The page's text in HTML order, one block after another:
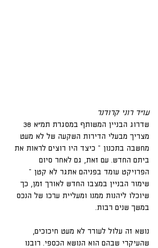
עו"ד רוני קרודנר
מצריך מבעלי הדירות השקעה של לא מעט
מחשבה בתכנון – כיצד היו רוצים לראות את
ביתם החדש. עם זאת, גם לאחר סיום
הפרויקט עומד בפניהם אתגר לא קטן –
שימור הבניין במצבו החדש לאורך זמן, כך
שיוכלו ליהנות ממנו ומעליית ערכו של הנכס
במשך שנים רבות.
נושא זה עלול לעורר לא מעט חיכוכים,
שהעיקרי שבהם הוא הנושא הכספי. רובנו